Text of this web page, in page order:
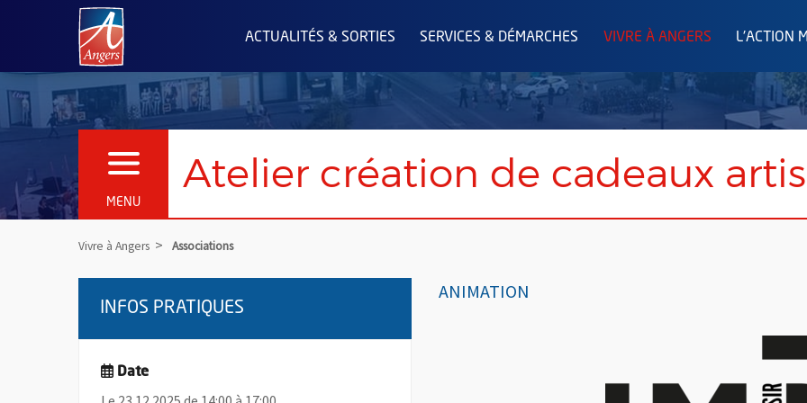
Angers.fr : Retour à l'accueil
ACTUALITÉS & SORTIES SERVICES & DÉMARCHES VIVRE À ANGERS L'ACTION
MENU
OUVRIR LE MENU Atelier création de cadeaux
Vivre à Angers Associations
ANIMATION
INFOS PRATIQUES
Date